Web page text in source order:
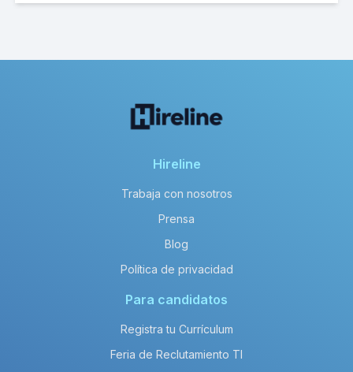
Hireline
Trabaja con nosotros
Prensa
Blog
Política de privacidad
Para candidatos
Registra tu Currículum
Feria de Reclutamiento TI